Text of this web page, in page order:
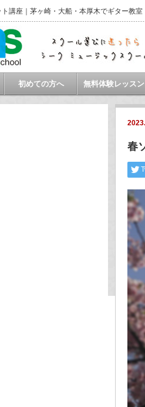
講座｜茅ヶ崎・大船・本厚木でギター教
初めての方へ 無料体験レッスン
春